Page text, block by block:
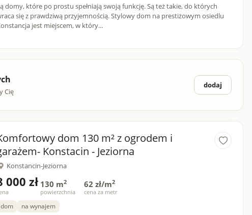
domy, które po prostu spełniają swoją funkcję. Są też takie, do których
się z prawdziwą przyjemnością. Stylowy dom na prestiżowym osiedlu
jest miejscem, w który...
Cię
dodaj
dom 130 m² z ogrodem i
Konstacin - Jeziorna
Konstancin-Jeziorna
000 zł 130 m2
powierzchnia
62 zł/m2
cena za metr
dom na wynajem